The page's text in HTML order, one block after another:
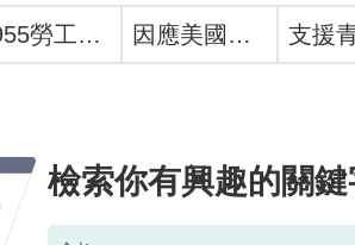
1955勞工諮詢申訴專線 因應美國關稅我國出口供應鏈支持方案
檢索你有興趣的關